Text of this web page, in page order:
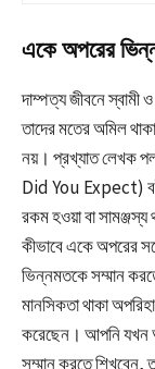
একে অপরের
দাম্পত্য জীবনে স্বামী
তাদের মতের অমিল
নয়। প্রখ্যাত লেখক
Did You Expect)
রকম হওয়া বা সামঞ্জস্য
কীভাবে একে অপরের
ভিন্নমতকে সম্মান
মানসিকতা থাকা
করেছেন। আপনি যখন
সম্মান করতে